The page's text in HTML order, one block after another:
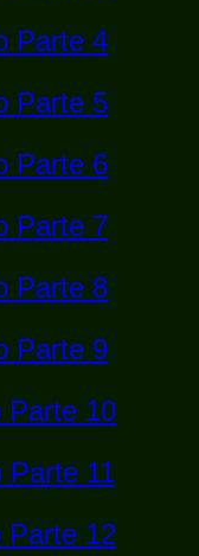
Parte 4
Parte 5
Parte 6
Parte 7
Parte 8
Parte 9
Parte 10
Parte 11
Parte 12